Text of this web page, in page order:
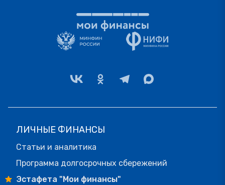
ЛИЧНЫЕ ФИНАНСЫ
Статьи и аналитика
Программа долгосрочных сбережений
Эстафета "Мои финансы"